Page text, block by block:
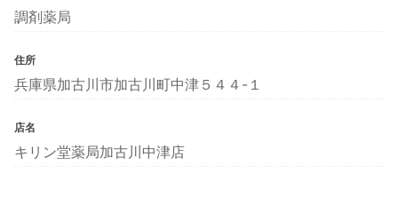
調剤薬局
住所
兵庫県加古川市加古川町中津５４４-１
店名
キリン堂薬局加古川中津店